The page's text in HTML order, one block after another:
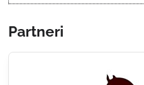
Partneri